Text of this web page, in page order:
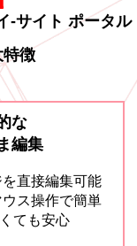
-サイト ポータル
特徴
な
編集
直接編集可能
ス操作で簡単
ても安心